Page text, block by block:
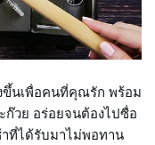
ขึ้นเพื่อคนที่คุณรัก พร้อม
วย อร่อยจนต้องไปซื่อ
าที่ได้รับมาไม่พอทาน